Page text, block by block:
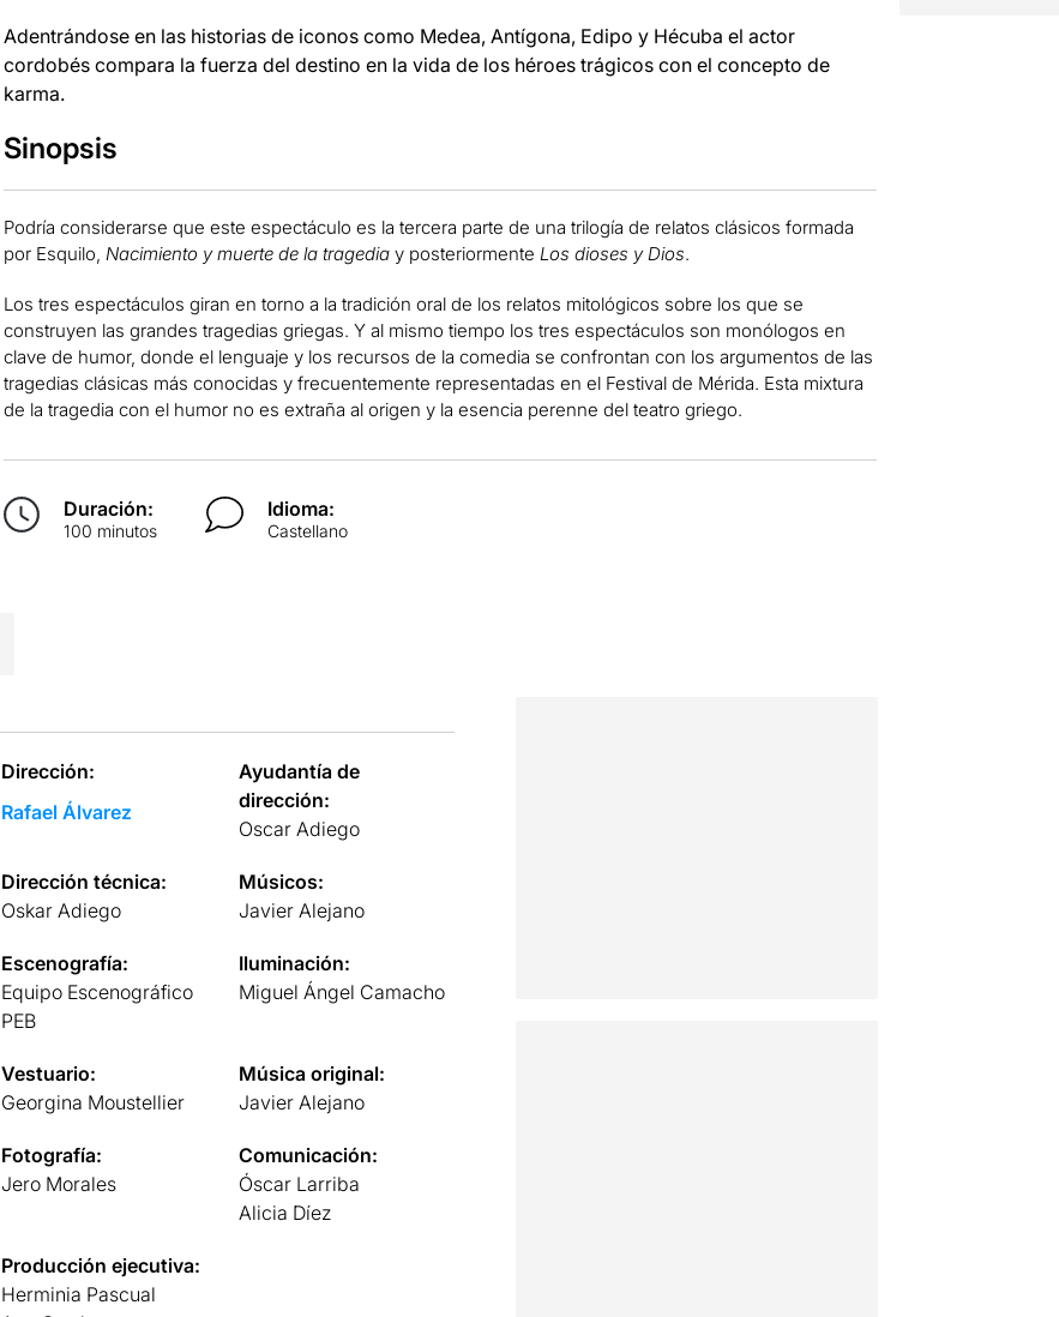
Adentrándose en las historias de iconos como Medea, Antígona, Edipo y Hécuba el actor
cordobés compara la fuerza del destino en la vida de los héroes trágicos con el concepto de
karma.
Sinopsis
Podría considerarse que este espectáculo es la tercera parte de una trilogía de relatos clásicos formada
por Esquilo, Nacimiento y muerte de la tragediay posteriormente Los dioses y Dios.
Los tres espectáculos giran en torno a la tradición oral de los relatos mitológicos sobre los que se
construyen las grandes tragedias griegas. Y al mismo tiempo los tres espectáculos son monólogos en
clave de humor, donde el lenguaje y los recursos de la comedia se confrontan con los argumentos de las
tragedias clásicas más conocidas y frecuentemente representadas en el Festival de Mérida. Esta mixtura
de la tragedia con el humor no es extraña al origen y la esencia perenne del teatro griego.
Duración:
100 minutos
Idioma:
Castellano
Dirección:
Rafael Álvarez
Ayudantía de
dirección:
Oscar Adiego
Dirección técnica:
Oskar Adiego
Músicos:
Javier Alejano
Escenografía:
Equipo Escenográfico
PEB
Iluminación:
Miguel Ángel Camacho
Vestuario:
Georgina Moustellier
Música original:
Javier Alejano
Fotografía:
Jero Morales
Comunicación:
Óscar Larriba
Alicia Díez
Producción ejecutiva:
Herminia Pascual